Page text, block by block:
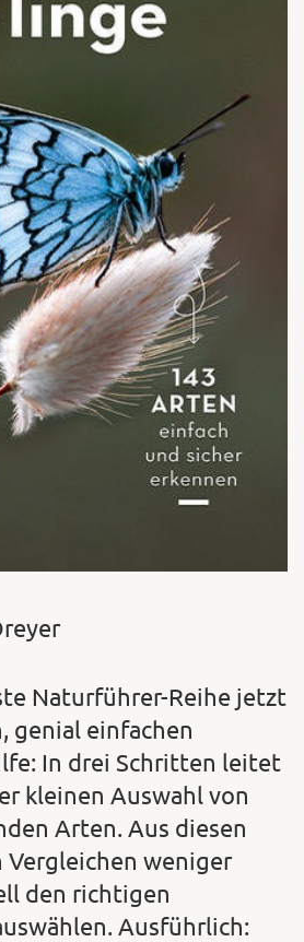
Naturführer-Reihe jetzt
genial einfachen
In drei Schritten leitet
kleinen Auswahl von
Arten. Aus diesen
Vergleichen weniger
den richtigen
Ausführlich: